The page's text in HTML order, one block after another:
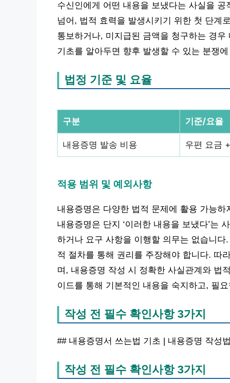
수신인에게 어떤 내용을 보냈다는 사실을
넘어, 법적 효력을 발생시키기 위한 첫 단계
통보하거나, 미지급된 금액을 청구하는 경
기초를 알아두면 향후 발생할 수 있는 분쟁
법정 기준 및 요율
구분 기준/요율
내용증명 발송 비용 우편 요금
적용 범위 및 예외사항
내용증명은 다양한 법적 문제에 활용 가능
내용증명은 단지 ‘이러한 내용을 보냈다’는
하거나 요구 사항을 이행할 의무는 없습니
적 절차를 통해 권리를 주장해야 합니다. 따
며, 내용증명 작성 시 정확한 사실관계와 법
이드를 통해 기본적인 내용을 숙지하고, 필
작성 전 필수 확인사항 3가지
## 내용증명서 쓰는법 기초 | 내용증명 작성
작성 전 필수 확인사항 3가지